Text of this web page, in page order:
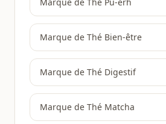
Marque de Thé Bien-être
Marque de Thé Digestif
Marque de Thé Matcha